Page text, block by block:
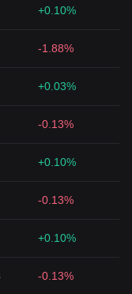
+0.10%
-1.88%
+0.03%
-0.13%
+0.10%
-0.13%
+0.10%
-0.13%